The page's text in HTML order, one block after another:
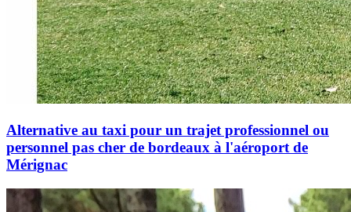
Alternative au taxi pour un trajet professionnel ou
personnel pas cher de bordeaux à l'aéroport de
Mérignac